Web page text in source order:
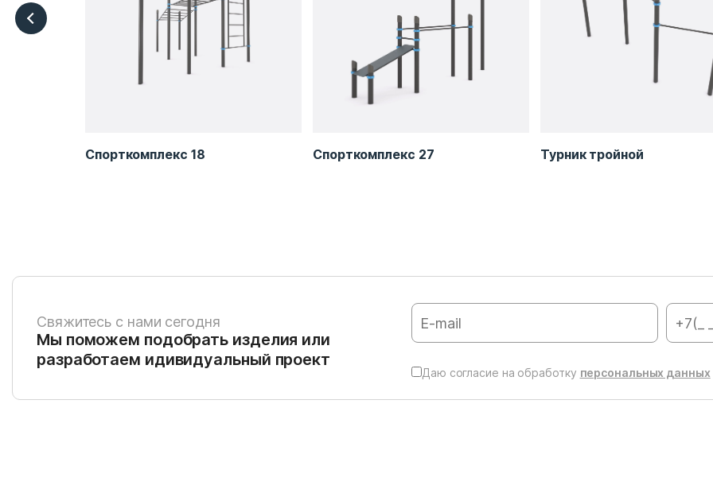
Спорткомплекс 18 Спорткомплекс 27 Турник тройной
Свяжитесь с нами сегодня
Мы поможем подобрать изделия или
разработаем идивидуальный проект
Даю согласие на обработку персональных данных